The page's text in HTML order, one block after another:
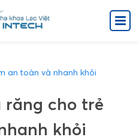
an toàn và nhanh khỏi
răng cho trẻ
khỏi